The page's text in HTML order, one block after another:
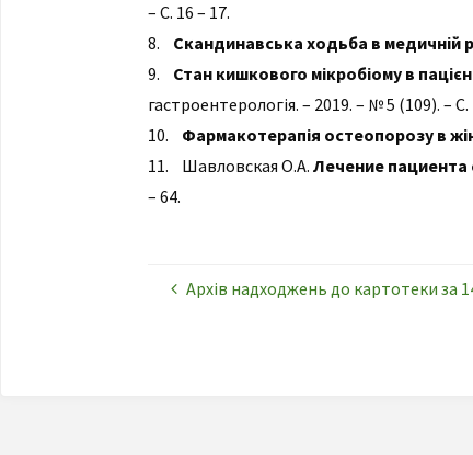
– С. 16 – 17.
8. Скандинавська ходьба в медичній
9. Стан кишкового мікробіому в
гастроентерологія. – 2019. – № 5 (109). – С.
10. Фармакотерапія остеопорозу в
11. Шавловская О.А.Лечение пациента
– 64.
Архів надходжень до картотеки за